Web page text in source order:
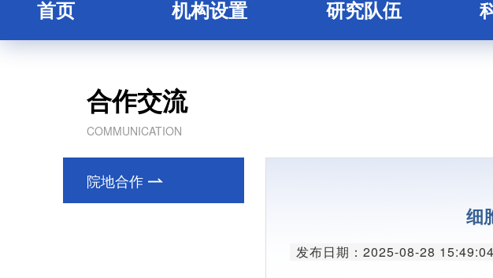
首页 机构设置
学术委员会
领导简介
研究队伍
合作交流
COMMUNICATION
院地合作
细
发布日期：2025-08-28